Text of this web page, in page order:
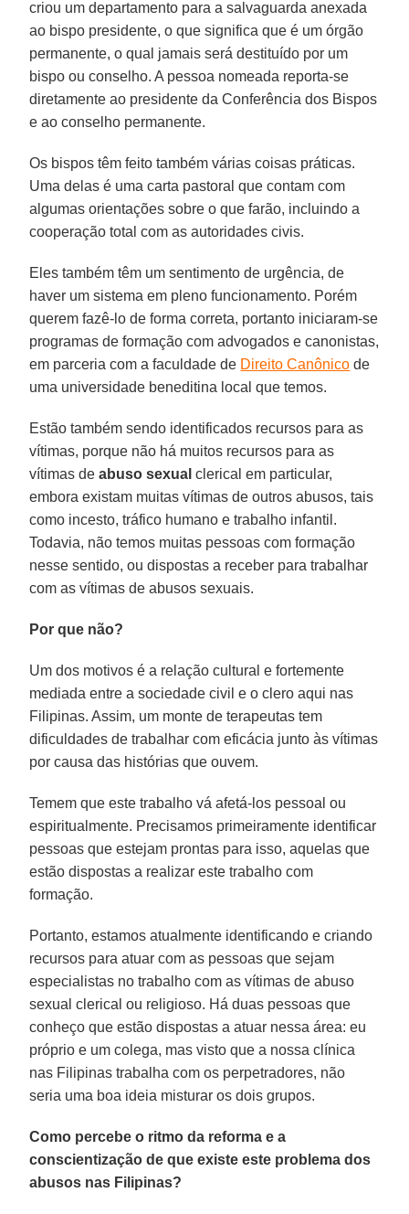
criou um departamento para a salvaguarda anexada
ao bispo presidente, o que significa que é um órgão
permanente, o qual jamais será destituído por um
bispo ou conselho. A pessoa nomeada reporta-se
diretamente ao presidente da Conferência dos Bispos
e ao conselho permanente.
Os bispos têm feito também várias coisas práticas.
Uma delas é uma carta pastoral que contam com
algumas orientações sobre o que farão, incluindo a
cooperação total com as autoridades civis.
Eles também têm um sentimento de urgência, de
haver um sistema em pleno funcionamento. Porém
querem fazê-lo de forma correta, portanto iniciaram-se
programas de formação com advogados e canonistas,
em parceria com a faculdade de Direito Canônico de
uma universidade beneditina local que temos.
Estão também sendo identificados recursos para as
vítimas, porque não há muitos recursos para as
vítimas deabuso sexual clerical em particular,
embora existam muitas vítimas de outros abusos, tais
como incesto, tráfico humano e trabalho infantil.
Todavia, não temos muitas pessoas com formação
nesse sentido, ou dispostas a receber para trabalhar
com as vítimas de abusos sexuais.
Por que não?
Um dos motivos é a relação cultural e fortemente
mediada entre a sociedade civil e o clero aqui nas
Filipinas. Assim, um monte de terapeutas tem
dificuldades de trabalhar com eficácia junto às vítimas
por causa das histórias que ouvem.
Temem que este trabalho vá afetá-los pessoal ou
espiritualmente. Precisamos primeiramente identificar
pessoas que estejam prontas para isso, aquelas que
estão dispostas a realizar este trabalho com
formação.
Portanto, estamos atualmente identificando e criando
recursos para atuar com as pessoas que sejam
especialistas no trabalho com as vítimas de abuso
sexual clerical ou religioso. Há duas pessoas que
conheço que estão dispostas a atuar nessa área: eu
próprio e um colega, mas visto que a nossa clínica
nas Filipinas trabalha com os perpetradores, não
seria uma boa ideia misturar os dois grupos.
Como percebe o ritmo da reforma e a
conscientização de que existe este problema dos
abusos nas Filipinas?